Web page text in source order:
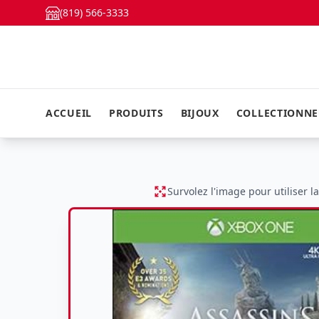
(819) 566-3333
ACCUEIL PRODUITS BIJOUX
Survolez l'image pour utiliser